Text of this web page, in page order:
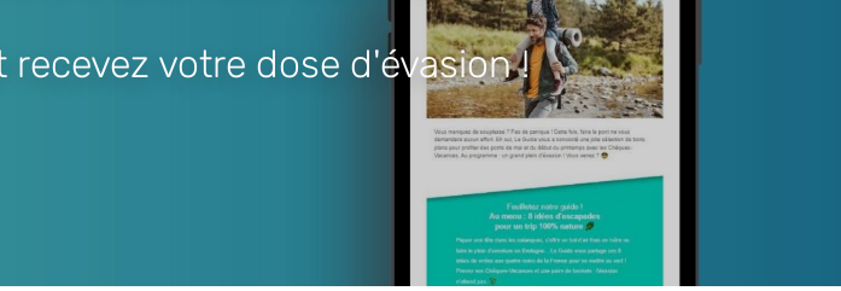
votre dose d'évasion !